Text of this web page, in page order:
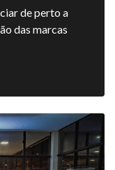
de perto a
das marcas